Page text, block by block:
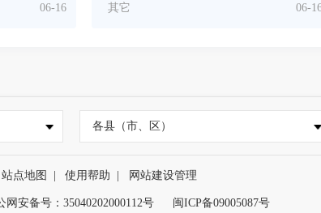
06-16 06-
其它
各县（市、区）
站点地图 使用帮助 网站建设管理
网安备号： 35040202000112号 闽ICP备09005087号